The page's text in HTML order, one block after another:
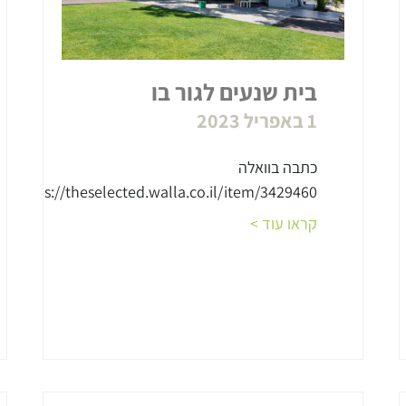
בית שנעים לגור בו
1 באפריל 2023
כתבה בוואלה
https://theselected.walla.co.il/item/3429460
קראו עוד >